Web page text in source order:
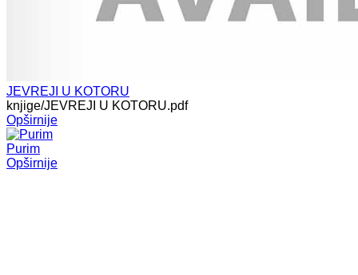
JEVREJI U KOTORU
knjige/JEVREJI U KOTORU.pdf
Opširnije
Purim
Opširnije